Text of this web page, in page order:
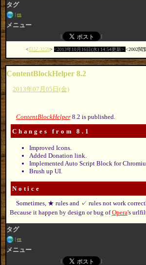
タグ
en
メニュー
日記:3259 2013年10月16日(水) 14:54更新 2002閲
ContentBlockHelper 8.2
2013年07月05日(金)
ContentBlockHelper8.2 is published.
Changes from 8.1
Improved Icons.
Added Donation link.
Implemented Auto Script Block for
Brush up UI.
Notice
Sometimes, ★ rules and ✓ rules not work
Because it happen by design or bug ofOpera's
タグ
en
メニュー